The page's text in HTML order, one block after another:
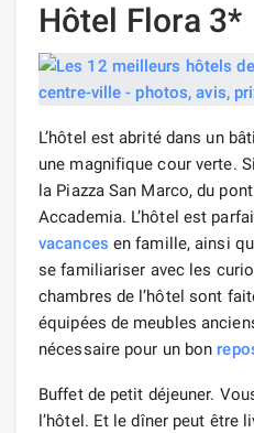
Hôtel Flora 3*
L’hôtel est abrité dans un
une magnifique cour verte.
la Piazza San Marco, du
Accademia. L’hôtel est
vacances en famille, ainsi
se familiariser avec les
chambres de l’hôtel sont
équipées de meubles
nécessaire pour un bon
Buffet de petit déjeuner.
l’hôtel. Et le dîner peut être